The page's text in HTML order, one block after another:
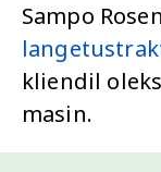
Sampo
kliendil
masin.